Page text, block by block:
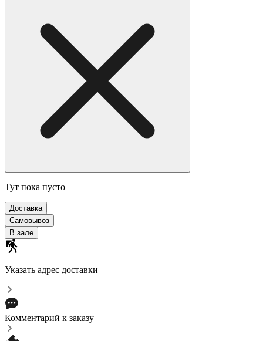
Тут пока пусто
Доставка
Самовывоз
В зале
Указать адрес доставки
Комментарий к заказу